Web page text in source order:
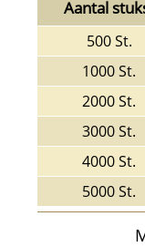
Aantal
500 St.
1000 St.
2000 St.
3000 St.
4000 St.
5000 St.